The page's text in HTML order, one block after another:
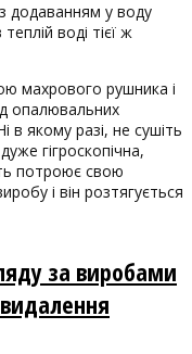
додаванням у воду
воді тієї ж
махрового рушника і
опалювальних
в якому разі, не сушіть
гігроскопічна,
потроює свою
і він розтягується
за виробами